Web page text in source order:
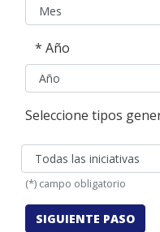
* Año
Seleccione tipos
(*) campo obligatorio